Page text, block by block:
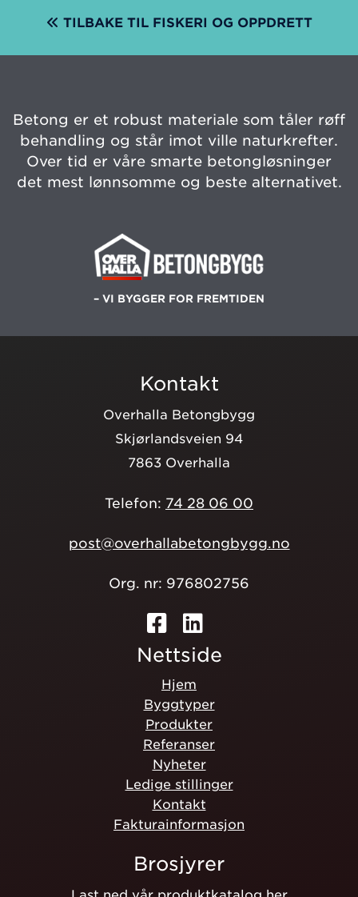
TILBAKE TIL FISKERI OG OPPDRETT
Betong er et robust materiale som tåler røff
behandling og står imot ville naturkrefter.
Over tid er våre smarte betongløsninger
det mest lønnsomme og beste alternativet.
– VI BYGGER FOR FREMTIDEN
Kontakt
Overhalla Betongbygg
Skjørlandsveien 94
7863 Overhalla
Telefon: 74 28 06 00
post@overhallabetongbygg.no
Org. nr: 976802756
Nettside
Hjem
Byggtyper
Produkter
Referanser
Nyheter
Ledige stillinger
Kontakt
Fakturainformasjon
Brosjyrer